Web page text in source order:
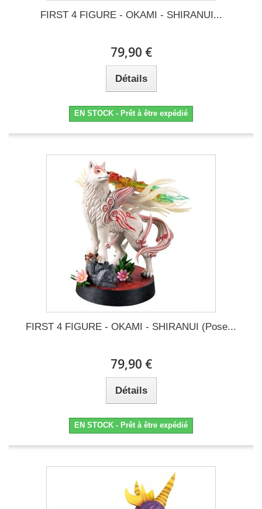
FIRST 4 FIGURE - OKAMI - SHIRANUI...
79,90 €
Détails
EN STOCK - Prêt à être expédié
FIRST 4 FIGURE - OKAMI - SHIRANUI (Pose...
79,90 €
Détails
EN STOCK - Prêt à être expédié